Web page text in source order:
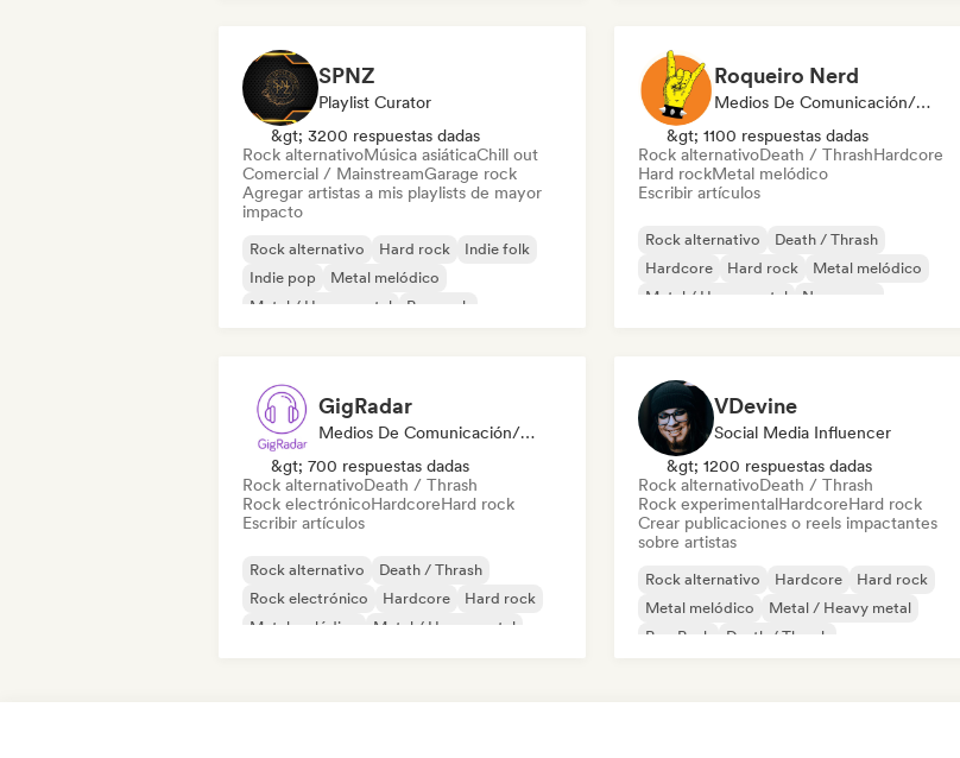
SPNZ
Playlist Curator
&gt; 3200 respuestas dadas
Rock alternativoMúsica asiáticaChill out
Comercial / MainstreamGarage rock
Agregar artistas a mis playlists de mayor
impacto
Rock alternativo Hard rock
Indie folk
Indie pop
Metal melódico
Metal / Heavy metal
Pop rock
Roqueiro Nerd
Medios De Comunicación/Periodista
&gt; 1100 respuestas dadas
Rock alternativoDeath / ThrashHardcore
Hard rockMetal melódico
Escribir artículos
Rock alternativo
Death / Thrash
Hardcore
Hard rock
Metal melódico
Metal / Heavy metal
New wave
GigRadar
Medios De Comunicación/Periodista
&gt; 700 respuestas dadas
Rock alternativoDeath / Thrash
Rock electrónicoHardcoreHard rock
Escribir artículos
Rock alternativo
Death / Thrash
Rock electrónico
Hardcore
Hard rock
Metal melódico
Metal / Heavy metal
VDevine
Social Media Influencer
&gt; 1200 respuestas dadas
Rock alternativoDeath / Thrash
Rock experimentalHardcoreHard rock
Crear publicaciones o reels impactantes
sobre artistas
Rock alternativo Hardcore
Hard rock
Metal melódico
Metal / Heavy metal
Pop Punk
Death / Thrash